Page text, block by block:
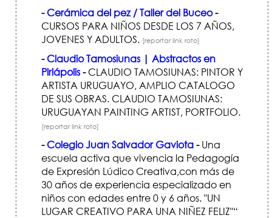
-Cerámica del pez / Taller del Buceo-
CURSOS PARA NIÑOS DESDE LOS 7 AÑOS,
JOVENES Y ADULTOS. [reportar link roto]
-Claudio Tamosiunas | Abstractos en
Piriápolis-CLAUDIO TAMOSIUNAS: PINTOR Y
ARTISTA URUGUAYO, AMPLIO CATALOGO
DE SUS OBRAS. CLAUDIO TAMOSIUNAS:
URUGUAYAN PAINTING ARTIST, PORTFOLIO.
[reportar link roto]
-Colegio Juan Salvador Gaviota-Una
escuela activa que vivencia la Pedagogía
de Expresión Lúdico Creativa,con más de
30 años de experiencia especializado en
niños con edades entre 0 y 6 años. "UN
LUGAR CREATIVO PARA UNA NIÑEZ FELIZ"“